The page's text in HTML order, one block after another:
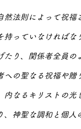
然法則によって祝福
持っていなければな
たり、関係者全員の
への聖なる祝福や贈
内なるキリストの光
、神聖な調和と個人